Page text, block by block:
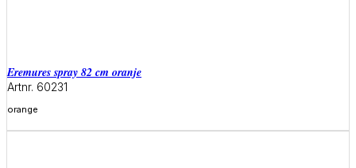
eremures spray 82 cm oranje
Artnr. 60231
orange